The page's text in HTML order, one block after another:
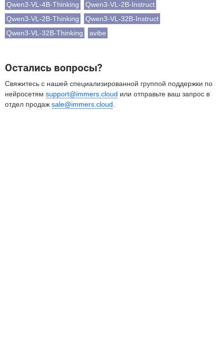
Qwen3-VL-4B-Thinking
Qwen3-VL-2B-Instruct
Qwen3-VL-2B-Thinking
Qwen3-VL-32B-Instruct
Qwen3-VL-32B-Thinking
avibe
Остались вопросы?
Свяжитесь с нашей специализированной группой поддержки по
нейросетям support@immers.cloud или отправьте ваш запрос в
отдел продаж sale@immers.cloud